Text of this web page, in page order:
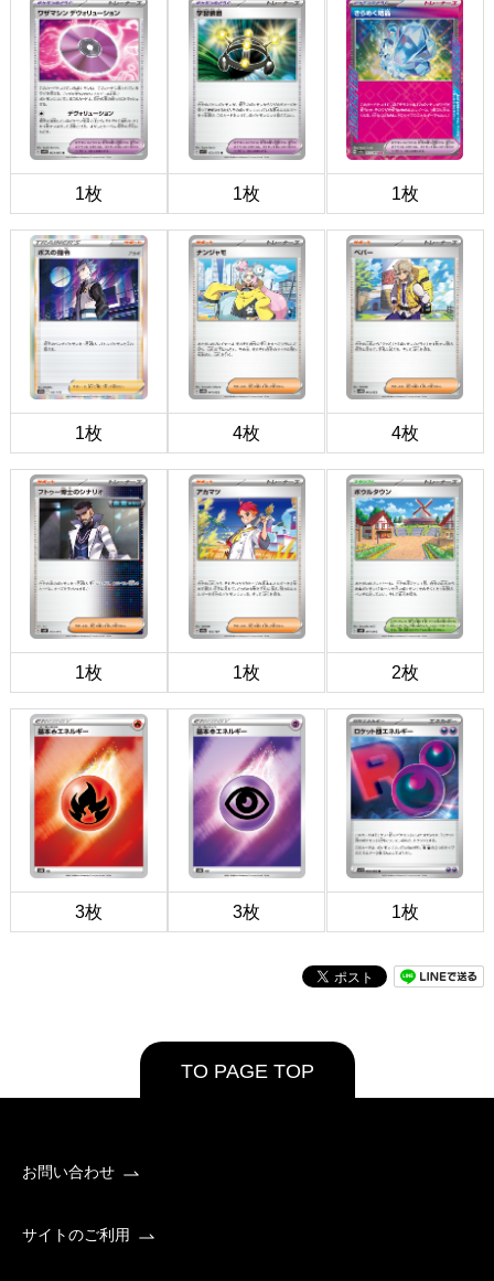
1枚 1枚 1枚
1枚 4枚 4枚
1枚 1枚 2枚
3枚 3枚 1枚
TO PAGE TOP
お問い合わせ
サイトのご利用